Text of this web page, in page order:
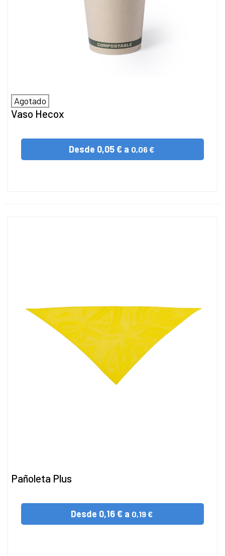
Agotado
Vaso Hecox
Desde 0,05 € a 0,06 €
Pañoleta Plus
Desde 0,16 € a 0,19 €